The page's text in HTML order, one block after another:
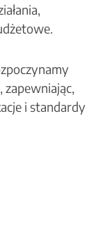
i standardy